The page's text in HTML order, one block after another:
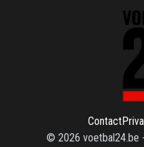
Contact
© 2026 voetbal24.be -